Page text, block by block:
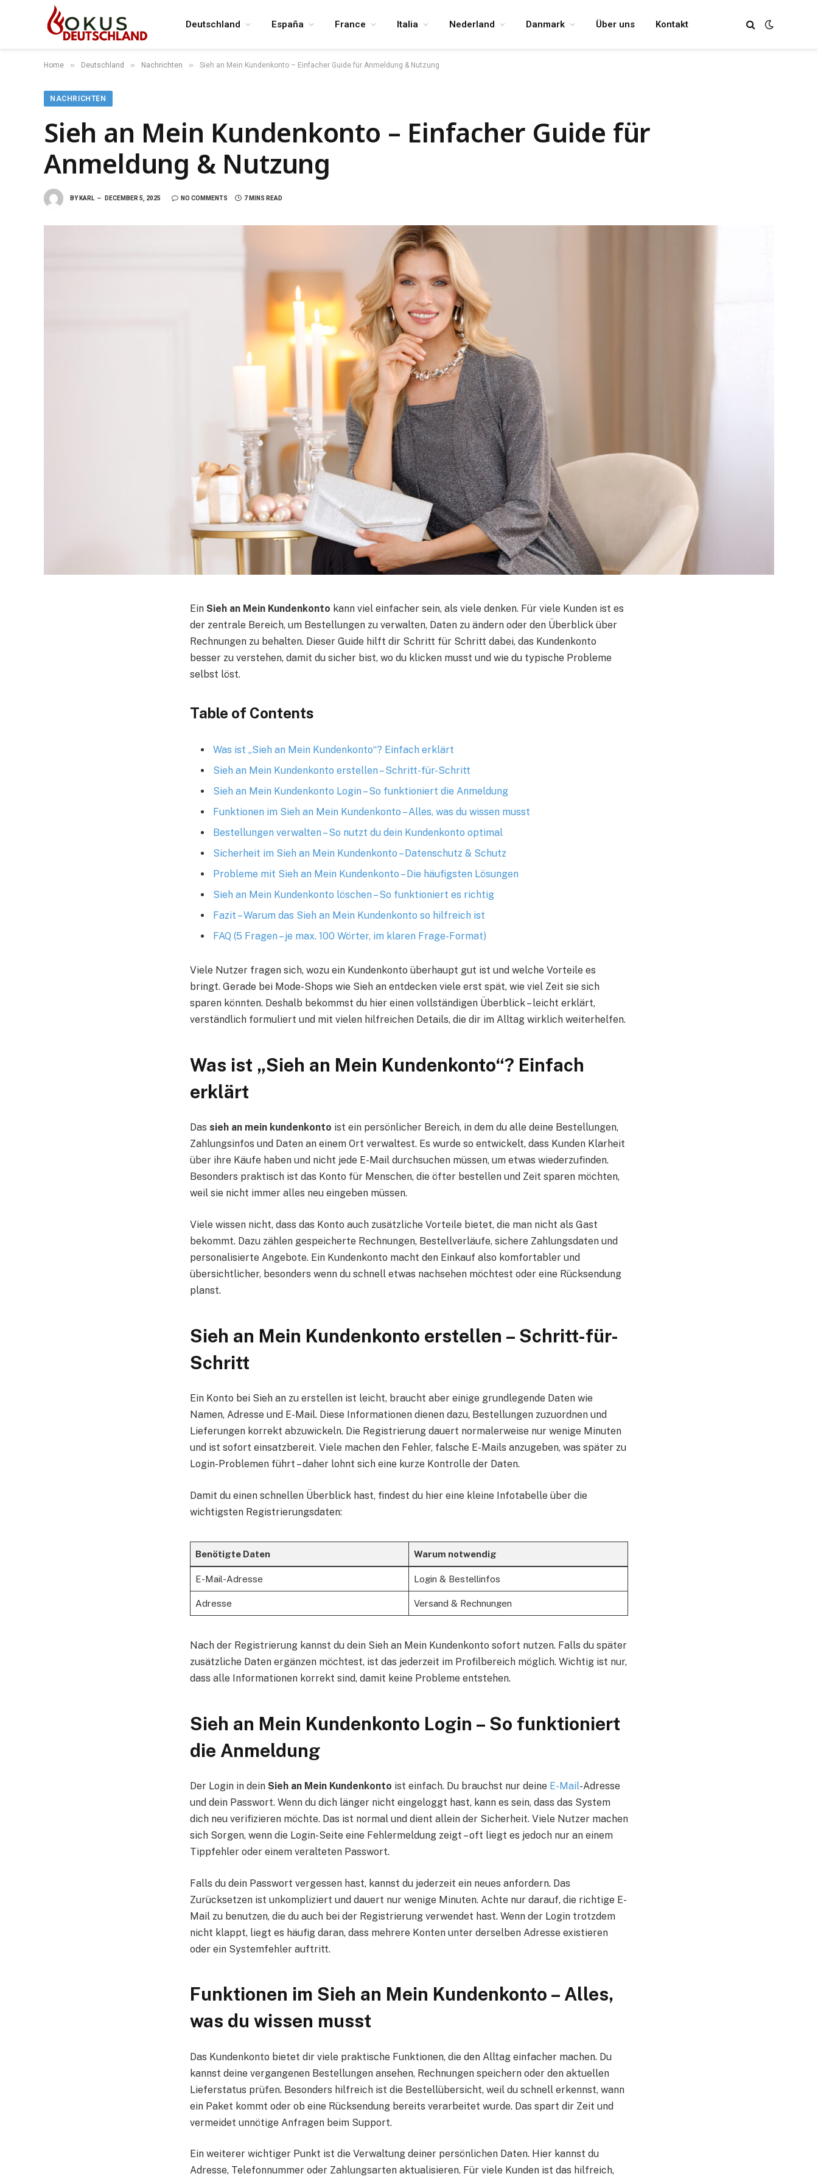
Deutschland España France Italia Nederland Danmark Über uns Kontakt
Home » Deutschland » Nachrichten » Sieh an Mein Kundenkonto – Einfacher Guide für Anmeldung & Nutzung
NACHRICHTEN
Sieh an Mein Kundenkonto – Einfacher Guide für
Anmeldung & Nutzung
BY KARL DECEMBER 5, 2025 NO COMMENTS 7 MINS READ
Ein Sieh an Mein Kundenkonto kann viel einfacher sein, als viele denken. Für viele Kunden ist es
der zentrale Bereich, um Bestellungen zu verwalten, Daten zu ändern oder den Überblick über
Rechnungen zu behalten. Dieser Guide hilft dir Schritt für Schritt dabei, das Kundenkonto
besser zu verstehen, damit du sicher bist, wo du klicken musst und wie du typische Probleme
selbst löst.
Table of Contents
Was ist „Sieh an Mein Kundenkonto“? Einfach erklärt
Sieh an Mein Kundenkonto erstellen – Schritt-für-Schritt
Sieh an Mein Kundenkonto Login – So funktioniert die Anmeldung
Funktionen im Sieh an Mein Kundenkonto – Alles, was du wissen musst
Bestellungen verwalten – So nutzt du dein Kundenkonto optimal
Sicherheit im Sieh an Mein Kundenkonto – Datenschutz & Schutz
Probleme mit Sieh an Mein Kundenkonto – Die häufigsten Lösungen
Sieh an Mein Kundenkonto löschen – So funktioniert es richtig
Fazit – Warum das Sieh an Mein Kundenkonto so hilfreich ist
FAQ (5 Fragen – je max. 100 Wörter, im klaren Frage-Format)
Viele Nutzer fragen sich, wozu ein Kundenkonto überhaupt gut ist und welche Vorteile es
bringt. Gerade bei Mode-Shops wie Sieh an entdecken viele erst spät, wie viel Zeit sie sich
sparen könnten. Deshalb bekommst du hier einen vollständigen Überblick – leicht erklärt,
verständlich formuliert und mit vielen hilfreichen Details, die dir im Alltag wirklich weiterhelfen.
Was ist „Sieh an Mein Kundenkonto“? Einfach
erklärt
Das sieh an mein kundenkonto ist ein persönlicher Bereich, in dem du alle deine Bestellungen,
Zahlungsinfos und Daten an einem Ort verwaltest. Es wurde so entwickelt, dass Kunden Klarheit
über ihre Käufe haben und nicht jede E-Mail durchsuchen müssen, um etwas wiederzufinden.
Besonders praktisch ist das Konto für Menschen, die öfter bestellen und Zeit sparen möchten,
weil sie nicht immer alles neu eingeben müssen.
Viele wissen nicht, dass das Konto auch zusätzliche Vorteile bietet, die man nicht als Gast
bekommt. Dazu zählen gespeicherte Rechnungen, Bestellverläufe, sichere Zahlungsdaten und
personalisierte Angebote. Ein Kundenkonto macht den Einkauf also komfortabler und
übersichtlicher, besonders wenn du schnell etwas nachsehen möchtest oder eine Rücksendung
planst.
Sieh an Mein Kundenkonto erstellen – Schritt-für-
Schritt
Ein Konto bei Sieh an zu erstellen ist leicht, braucht aber einige grundlegende Daten wie
Namen, Adresse und E-Mail. Diese Informationen dienen dazu, Bestellungen zuzuordnen und
Lieferungen korrekt abzuwickeln. Die Registrierung dauert normalerweise nur wenige Minuten
und ist sofort einsatzbereit. Viele machen den Fehler, falsche E-Mails anzugeben, was später zu
Login-Problemen führt – daher lohnt sich eine kurze Kontrolle der Daten.
Damit du einen schnellen Überblick hast, findest du hier eine kleine Infotabelle über die
wichtigsten Registrierungsdaten:
Benötigte Daten Warum notwendig
E-Mail-Adresse Login & Bestellinfos
Adresse Versand & Rechnungen
Nach der Registrierung kannst du dein Sieh an Mein Kundenkonto sofort nutzen. Falls du später
zusätzliche Daten ergänzen möchtest, ist das jederzeit im Profilbereich möglich. Wichtig ist nur,
dass alle Informationen korrekt sind, damit keine Probleme entstehen.
Sieh an Mein Kundenkonto Login – So funktioniert
die Anmeldung
Der Login in dein Sieh an Mein Kundenkonto ist einfach. Du brauchst nur deine E-Mail-Adresse
und dein Passwort. Wenn du dich länger nicht eingeloggt hast, kann es sein, dass das System
dich neu verifizieren möchte. Das ist normal und dient allein der Sicherheit. Viele Nutzer machen
sich Sorgen, wenn die Login-Seite eine Fehlermeldung zeigt – oft liegt es jedoch nur an einem
Tippfehler oder einem veralteten Passwort.
Falls du dein Passwort vergessen hast, kannst du jederzeit ein neues anfordern. Das
Zurücksetzen ist unkompliziert und dauert nur wenige Minuten. Achte nur darauf, die richtige E-
Mail zu benutzen, die du auch bei der Registrierung verwendet hast. Wenn der Login trotzdem
nicht klappt, liegt es häufig daran, dass mehrere Konten unter derselben Adresse existieren
oder ein Systemfehler auftritt.
Funktionen im Sieh an Mein Kundenkonto – Alles,
was du wissen musst
Das Kundenkonto bietet dir viele praktische Funktionen, die den Alltag einfacher machen. Du
kannst deine vergangenen Bestellungen ansehen, Rechnungen speichern oder den aktuellen
Lieferstatus prüfen. Besonders hilfreich ist die Bestellübersicht, weil du schnell erkennst, wann
ein Paket kommt oder ob eine Rücksendung bereits verarbeitet wurde. Das spart dir Zeit und
vermeidet unnötige Anfragen beim Support.
Ein weiterer wichtiger Punkt ist die Verwaltung deiner persönlichen Daten. Hier kannst du
Adresse, Telefonnummer oder Zahlungsarten aktualisieren. Für viele Kunden ist das hilfreich,